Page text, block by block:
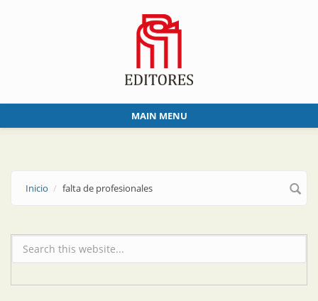
MAIN MENU
Inicio falta de profesionales
Formulario de búsqueda